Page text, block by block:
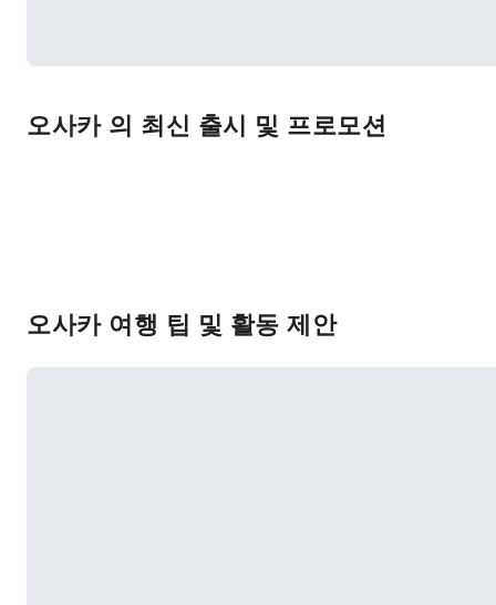
오사카 의 최신 출시 및 프로모션
오사카 여행 팁 및 활동 제안